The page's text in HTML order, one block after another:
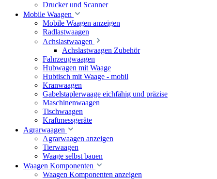
Drucker und Scanner
Mobile Waagen
Mobile Waagen anzeigen
Radlastwaagen
Achslastwaagen
Achslastwaagen Zubehör
Fahrzeugwaagen
Hubwagen mit Waage
Hubtisch mit Waage - mobil
Kranwaagen
Gabelstaplerwaage eichfähig und präzise
Maschinenwaagen
Tischwaagen
Kraftmessgeräte
Agrarwaagen
Agrarwaagen anzeigen
Tierwaagen
Waage selbst bauen
Waagen Komponenten
Waagen Komponenten anzeigen